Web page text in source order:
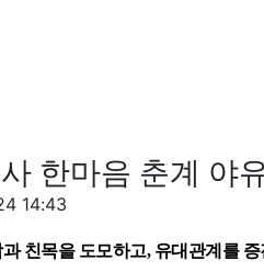
한마음 춘계 야
14:43
친목을 도모하고, 유대관계를